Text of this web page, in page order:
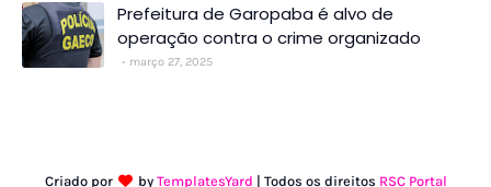
Prefeitura de Garopaba é alvo de
operação contra o crime organizado
março 27, 2025
Criado por by TemplatesYard | Todos os direitos RSC Portal